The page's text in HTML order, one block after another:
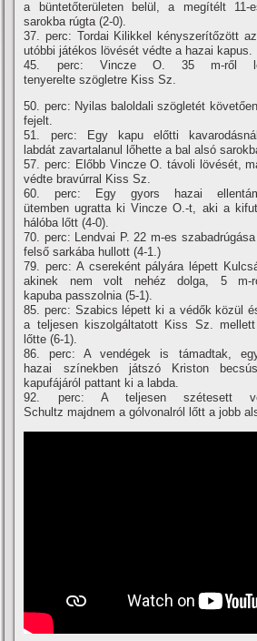
a büntetőterületen belül, a megí­télt
sarokba rúgta (2-0).
37. perc: Tordai Kilikkel kényszerí­tőzött
utóbbi játékos lövését védte a hazai kapus.
45. perc: Vincze O. 35 m-ről
tenyerelte szögletre Kiss Sz.
50. perc: Nyilas baloldali szögletét
fejelt.
51. perc: Egy kapu előtti
labdát zavartalanul lőhette a bal alsó
57. perc: Előbb Vincze O. távoli lövését,
védte bravúrral Kiss Sz.
60. perc: Egy gyors hazai
ütemben ugratta ki Vincze O.-t, aki a
hálóba lőtt (4-0).
70. perc: Lendvai P. 22 m-es
felső sarkába hullott (4-1.)
79. perc: A csereként pályára lépett
akinek nem volt nehéz dolga, 5 m-
kapuba passzolnia (5-1).
85. perc: Szabics lépett ki a védők közül
a teljesen kiszolgáltatott Kiss Sz.
lőtte (6-1).
86. perc: A vendégek is támadtak,
hazai szí­nekben játszó Kriston
kapufájáról pattant ki a labda.
92. perc: A teljesen szétesett
Schultz majdnem a gólvonalról lőtt a jobb